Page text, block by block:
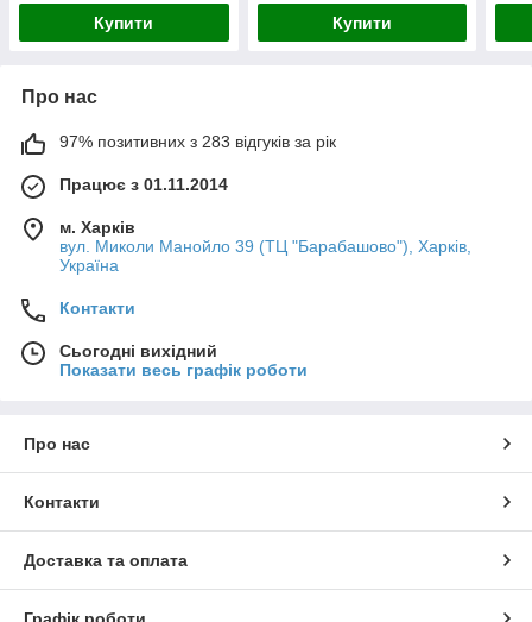
сталь)
Купити
сталь)
Купити
Про нас
97% позитивних з 283 відгуків за рік
Працює з 01.11.2014
м. Харків
вул. Миколи Манойло 39 (ТЦ "Барабашово"), Харків,
Україна
Контакти
Сьогодні вихідний
Показати весь графік роботи
Про нас
Контакти
Доставка та оплата